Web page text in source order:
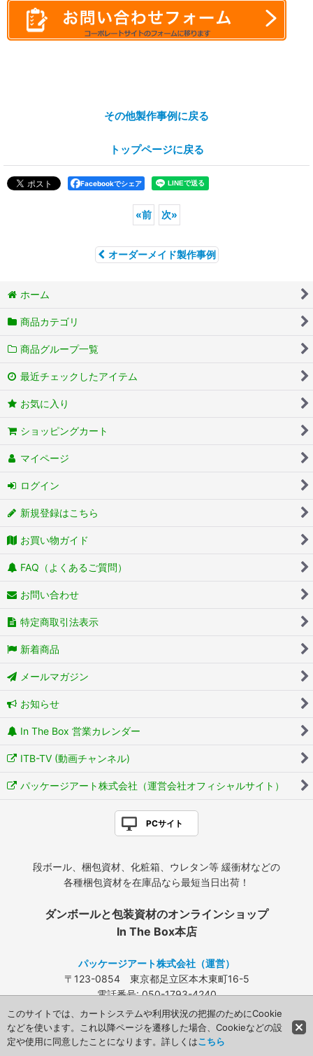
その他製作事例に戻る
トップページに戻る
Facebookでシェア
«前 次»
オーダーメイド製作事例
ホーム
商品カテゴリ
商品グループ一覧
最近チェックしたアイテム
お気に入り
ショッピングカート
マイページ
ログイン
新規登録はこちら
お買い物ガイド
FAQ（よくあるご質問）
お問い合わせ
特定商取引法表示
新着商品
メールマガジン
お知らせ
In The Box 営業カレンダー
ITB-TV (動画チャンネル)
パッケージアート株式会社（運営会社オフィシャルサイト）
PCサイト
段ボール、梱包資材、化粧箱、ウレタン等 緩衝材などの
各種梱包資材を在庫品なら最短当日出荷！
ダンボールと包装資材のオンラインショップ
In The Box本店
パッケージアート株式会社（運営）
〒123-0854 東京都足立区本木東町16-5
電話番号: 050-1793-4240
FAX: 03-3840-4424
メールアドレス:info@packageart.co.jp
Copyright (C) 2008 Packageart. All Rights Reserved.
このサイトでは、カートシステムや利用状況の把握のためにCookie
などを使います。これ以降ページを遷移した場合、Cookieなどの設
定や使用に同意したことになります。詳しくはこちら